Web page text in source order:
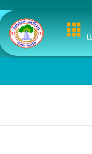
apps
ยินดีต้อ